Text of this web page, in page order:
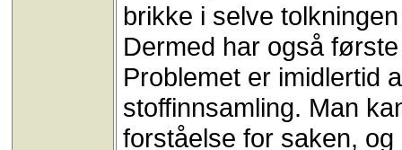
brikke i selve
Dermed har også
Problemet er imidlertid
stoffinnsamling. Man
forståelse for saken,